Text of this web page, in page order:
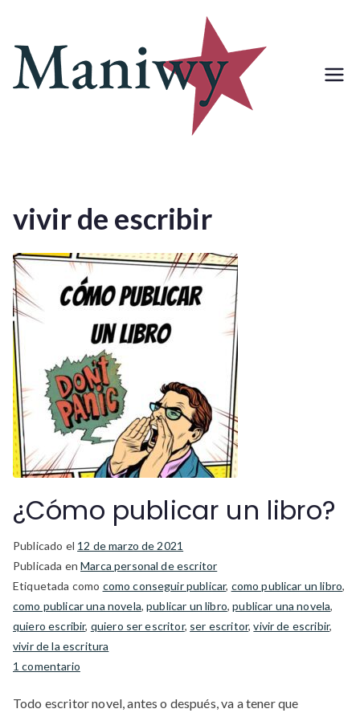
contenido
vivir de escribir
¿Cómo publicar un libro?
Publicado el 12 de marzo de 2021
Publicada enMarca personal de escritor
Etiquetada como como conseguir publicar, como publicar un libro,
como publicar una novela,publicar un libro,publicar una novela,
quiero escribir, quiero ser escritor, ser escritor,vivir de escribir,
vivir de la escritura
1 comentarioen
publicar
Todo escritor novel, antes o después, va a tener que